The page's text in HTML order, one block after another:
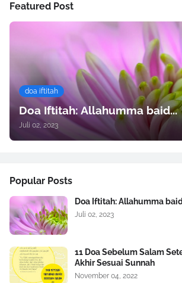
Featured Post
doa iftitah
Doa Iftitah: Allahumma baid...
Juli 02, 2023
Popular Posts
Doa Iftitah: Allahumma
Juli 02, 2023
11 Doa Sebelum Salam
Akhir Sesuai Sunnah
November 04, 2022